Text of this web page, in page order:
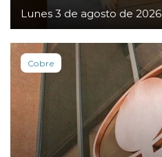
Lunes 3 de agosto de 2026
Cobre